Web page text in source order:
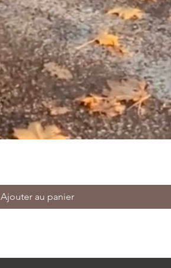
Ajouter au panier